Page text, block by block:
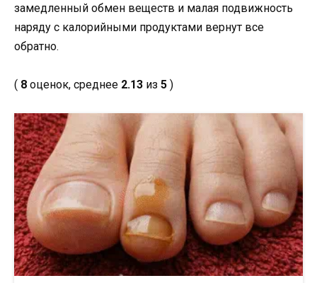
замедленный обмен веществ и малая подвижность
наряду с калорийными продуктами вернут все
обратно.
( 8 оценок, среднее 2.13 из 5 )